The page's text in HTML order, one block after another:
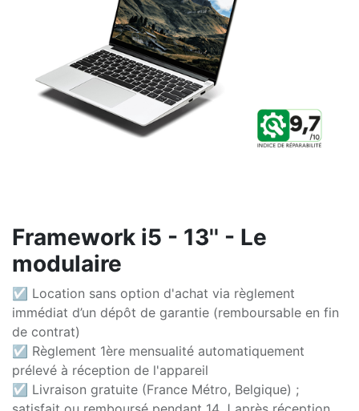
Framework i5 - 13'' - Le
modulaire
☑ Location sans option d'achat via règlement
immédiat d’un dépôt de garantie (remboursable en fin
de contrat)
☑ Règlement 1ère mensualité automatiquement
prélevé à réception de l'appareil
☑ Livraison gratuite (France Métro, Belgique) ;